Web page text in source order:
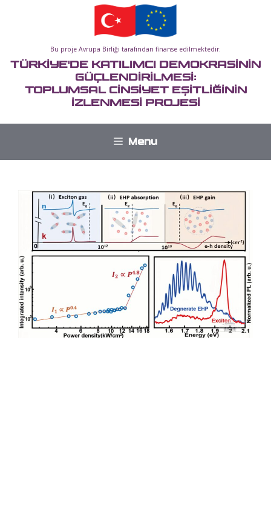
Bu proje Avrupa Birliği tarafından finanse edilmektedir.
TÜRKİYE'DE KATILIMCI DEMOKRASİNİN
GÜÇLENDİRİLMESİ:
TOPLUMSAL CİNSİYET EŞİTLİĞİNİN
İZLENMESİ PROJESİ
Menu